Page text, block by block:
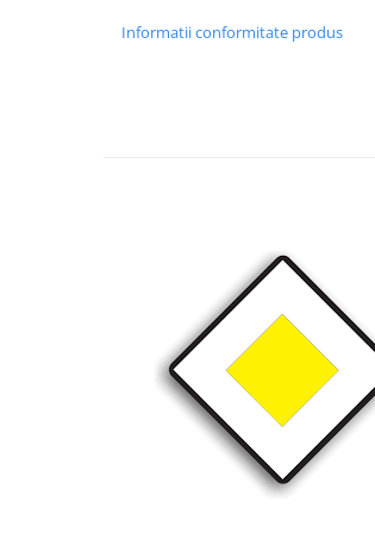
Informatii conformitate produs